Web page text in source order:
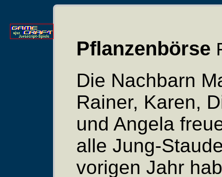
Pflanzenbörse
Die Nachbarn
Rainer, Karen,
und Angela
alle Jung-
vorigen Jahr